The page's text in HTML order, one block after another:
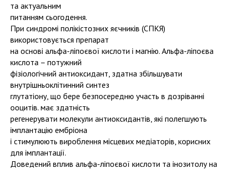
та актуальним
питанням сьогодення.
При синдромі полікістозних яєчників (СПКЯ)
використовується препарат
на основі альфа-ліпоєвої кислоти і магнію. Альфа-ліпоєва
кислота – потужний
фізіологічний антиоксидант, здатна збільшувати
внутрішньоклітинний синтез
глутатіону, що бере безпосередню участь в дозріванні
ооцитів. має здатність
регенерувати молекули антиоксидантів, які полегшують
імплантацію ембріона
і стимулюють вироблення місцевих медіаторів, корисних
для імплантації.
Доведений вплив альфа-ліпоєвої кислоти та інозитолу на